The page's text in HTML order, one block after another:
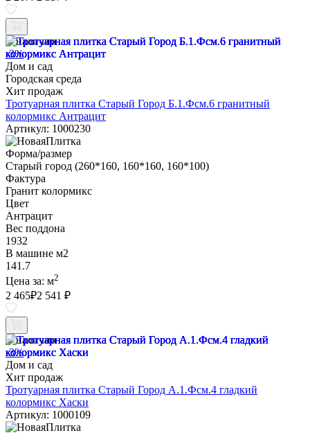
В наличии
-3%
Дом и сад
Городская среда
Хит продаж
Тротуарная плитка Старый Город Б.1.Фсм.6 гранитный
колормикс Антрацит
Артикул: 1000230
Форма/размер
Старый город (260*160, 160*160, 160*100)
Фактура
Гранит колормикс
Цвет
Антрацит
Вес поддона
1932
В машине м2
141.7
Цена за: м2
2 465₽2 541 ₽
В наличии
-3%
Дом и сад
Хит продаж
Тротуарная плитка Старый Город А.1.Фсм.4 гладкий
колормикс Хаски
Артикул: 1000109